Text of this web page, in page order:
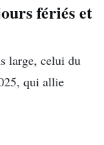
fériés et
large, celui du
qui allie